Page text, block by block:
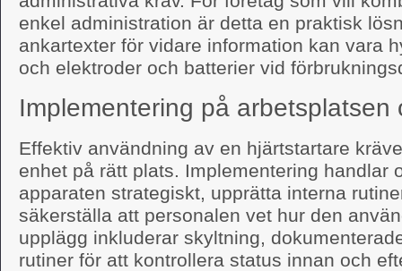
enkel administration är detta en praktisk
ankartexter för vidare information kan vara
och elektroder och batterier vid
Implementering på arbetsplatsen
Effektiv användning av en hjärtstartare
enhet på rätt plats. Implementering handlar
apparaten strategiskt, upprätta interna
säkerställa att personalen vet hur den
upplägg inkluderar skyltning,
rutiner för att kontrollera status innan och